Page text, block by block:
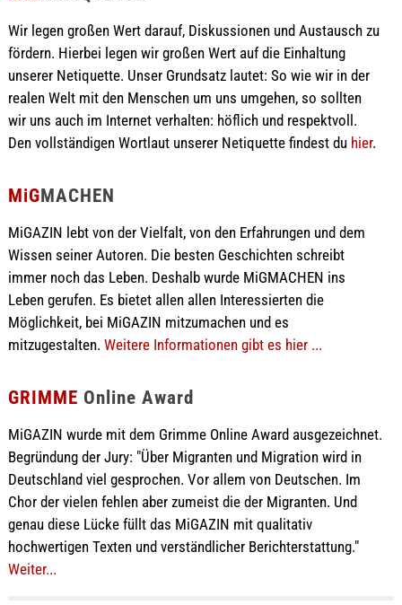
Wir legen großen Wert darauf, Diskussionen und Austausch zu
fördern. Hierbei legen wir großen Wert auf die Einhaltung
unserer Netiquette. Unser Grundsatz lautet: So wie wir in der
realen Welt mit den Menschen um uns umgehen, so sollten
wir uns auch im Internet verhalten: höflich und respektvoll.
Den vollständigen Wortlaut unserer Netiquette findest du hier.
MiGMACHEN
MiGAZIN lebt von der Vielfalt, von den Erfahrungen und dem
Wissen seiner Autoren. Die besten Geschichten schreibt
immer noch das Leben. Deshalb wurde MiGMACHEN ins
Leben gerufen. Es bietet allen allen Interessierten die
Möglichkeit, bei MiGAZIN mitzumachen und es
mitzugestalten. Weitere Informationen gibt es hier ...
GRIMME Online Award
MiGAZIN wurde mit dem Grimme Online Award ausgezeichnet.
Begründung der Jury: "Über Migranten und Migration wird in
Deutschland viel gesprochen. Vor allem von Deutschen. Im
Chor der vielen fehlen aber zumeist die der Migranten. Und
genau diese Lücke füllt das MiGAZIN mit qualitativ
hochwertigen Texten und verständlicher Berichterstattung."
Weiter...